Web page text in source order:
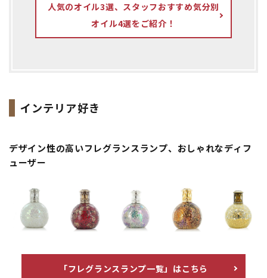
人気のオイル3選、スタッフおすすめ気分別
オイル4選をご紹介！
インテリア好き
デザイン性の高いフレグランスランプ、おしゃれなディフ
ューザー
「フレグランスランプ一覧」はこちら